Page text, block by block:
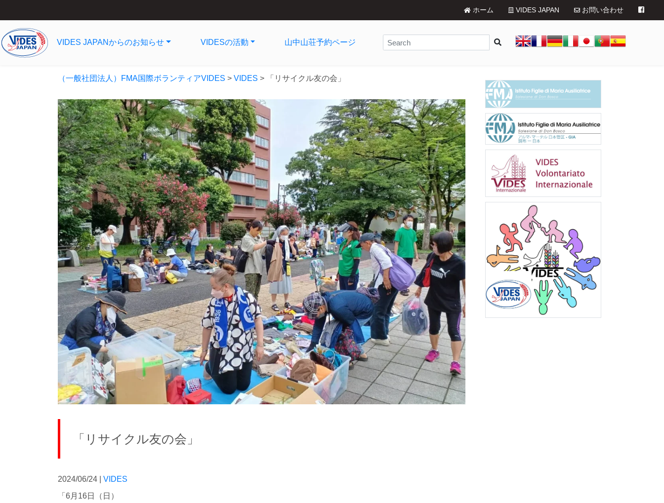
ホーム VIDES JAPAN お問い合わせ
VIDES JAPANからのお知らせ VIDESの活動 山中山荘予約ページ
（一般社団法人）FMA国際ボランティアVIDES > VIDES > 「リサイクル友の会」
「リサイクル友の会」
2024/06/24 | VIDES
「6月16日（日）